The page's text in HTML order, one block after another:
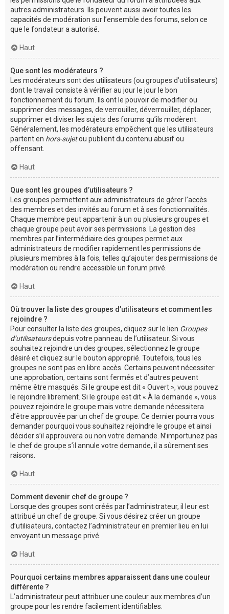
autres administrateurs. Ils peuvent aussi avoir toutes les
capacités de modération sur l’ensemble des forums, selon ce
que le fondateur a autorisé.
Haut
Que sont les modérateurs ?
Les modérateurs sont des utilisateurs (ou groupes d’utilisateurs)
dont le travail consiste à vérifier au jour le jour le bon
fonctionnement du forum. Ils ont le pouvoir de modifier ou
supprimer des messages, de verrouiller, déverrouiller, déplacer,
supprimer et diviser les sujets des forums qu’ils modèrent.
Généralement, les modérateurs empêchent que les utilisateurs
partent en hors-sujetou publient du contenu abusif ou
offensant.
Haut
Que sont les groupes d’utilisateurs ?
Les groupes permettent aux administrateurs de gérer l’accès
des membres et des invités au forum et à ses fonctionnalités.
Chaque membre peut appartenir à un ou plusieurs groupes et
chaque groupe peut avoir ses permissions. La gestion des
membres par l’intermédiaire des groupes permet aux
administrateurs de modifier rapidement les permissions de
plusieurs membres à la fois, telles qu’ajouter des permissions de
modération ou rendre accessible un forum privé.
Haut
Où trouver la liste des groupes d’utilisateurs et comment les
rejoindre ?
Pour consulter la liste des groupes, cliquez sur le lien Groupes
d’utilisateursdepuis votre panneau de l’utilisateur. Si vous
souhaitez rejoindre un des groupes, sélectionnez le groupe
désiré et cliquez sur le bouton approprié. Toutefois, tous les
groupes ne sont pas en libre accès. Certains peuvent nécessiter
une approbation, certains sont fermés et d’autres peuvent
même être masqués. Si le groupe est dit « Ouvert », vous pouvez
le rejoindre librement. Si le groupe est dit « À la demande », vous
pouvez rejoindre le groupe mais votre demande nécessitera
d’être approuvée par un chef de groupe. Ce dernier pourra vous
demander pourquoi vous souhaitez rejoindre le groupe et ainsi
décider s’il approuvera ou non votre demande. N’importunez pas
le chef de groupe s’il annule votre demande, il a sûrement ses
raisons.
Haut
Comment devenir chef de groupe ?
Lorsque des groupes sont créés par l’administrateur, il leur est
attribué un chef de groupe. Si vous désirez créer un groupe
d’utilisateurs, contactez l’administrateur en premier lieu en lui
envoyant un message privé.
Haut
Pourquoi certains membres apparaissent dans une couleur
différente ?
L’administrateur peut attribuer une couleur aux membres d’un
groupe pour les rendre facilement identifiables.